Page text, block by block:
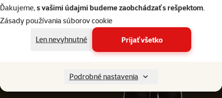
Ďakujeme,s vašimi údajmi budeme zaobchádzať s rešpektom.
Zásady používania súborov cookie
Len nevyhnutné
Prijať všetko
Podrobné nastavenia
a vodu, aby sa nám voda nevyparovala príliš rýchlo a krmivo sa
nezosušilo. Pre zviera je rozdielna teplota v rôznych častiach terária
prirodzenejšia. Možnosť ísť sa vyhriať alebo schladiť má byť na
rozhodnutí zvieraťa a nie niečo, čomu je vystavované neustále.